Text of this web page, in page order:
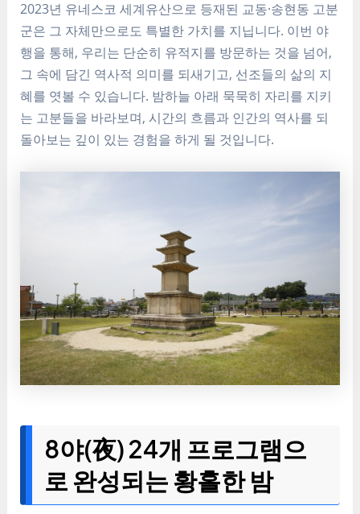
2023년 유네스코 세계유산으로 등재된 교동·송현동 고분
군은 그 자체만으로도 특별한 가치를 지닙니다. 이번 야
행을 통해, 우리는 단순히 유적지를 방문하는 것을 넘어,
그 속에 담긴 역사적 의미를 되새기고, 선조들의 삶의 지
혜를 엿볼 수 있습니다. 밤하늘 아래 묵묵히 자리를 지키
는 고분들을 바라보며, 시간의 흐름과 인간의 역사를 되
돌아보는 깊이 있는 경험을 하게 될 것입니다.
8야(夜) 24개 프로그램으
로 완성되는 황홀한 밤